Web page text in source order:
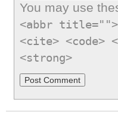
You may use
<abbr title="">
<cite> <code>
<strong>